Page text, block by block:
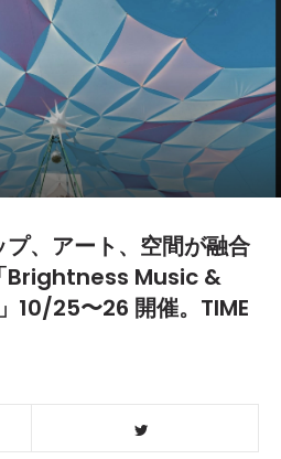
、アート、空間が融合
Brightness Music &
25〜26 開催。TIME